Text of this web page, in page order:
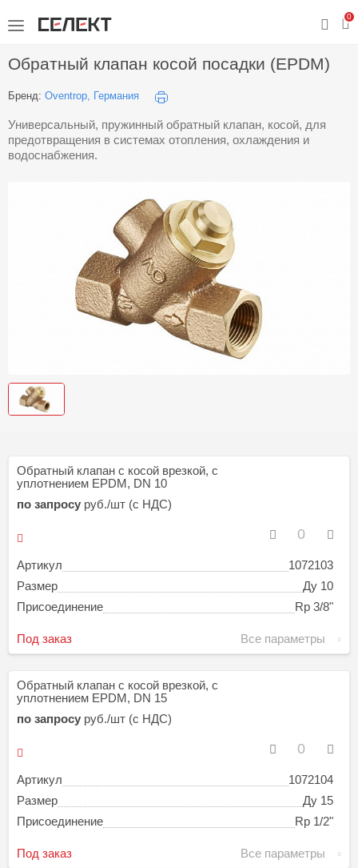
0
Обратный клапан косой посадки (EPDM)
Бренд: Oventrop, Германия
Универсальный, пружинный обратный клапан, косой, для
предотвращения в системах отопления, охлаждения и
водоснабжения.
Обратный клапан с косой врезкой, с
уплотнением EPDM, DN 10
Артикул
1072103
Размер
Ду 10
Присоединение
Rp 3/8"
по запросу руб./шт (с НДС)
Под заказ Все параметры
Обратный клапан с косой врезкой, с
уплотнением EPDM, DN 15
Артикул
1072104
Размер
Ду 15
Присоединение
Rp 1/2"
по запросу руб./шт (с НДС)
Под заказ Все параметры